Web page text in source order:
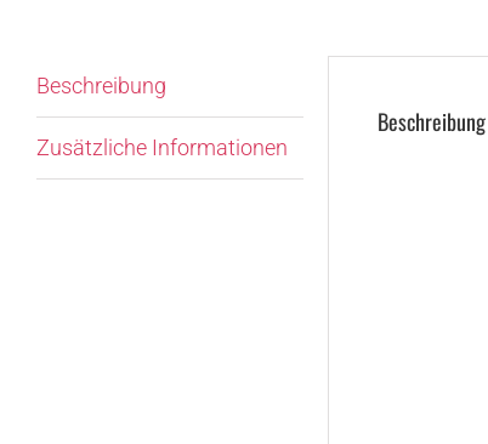
Beschreibung
Zusätzliche Informationen
Beschreibung